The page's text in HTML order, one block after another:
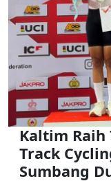
Kaltim
Track
Sumbang